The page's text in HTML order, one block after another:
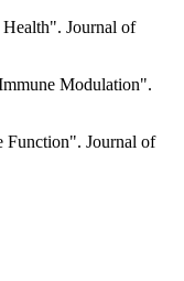
Journal of
Modulation".
Function". Journal of